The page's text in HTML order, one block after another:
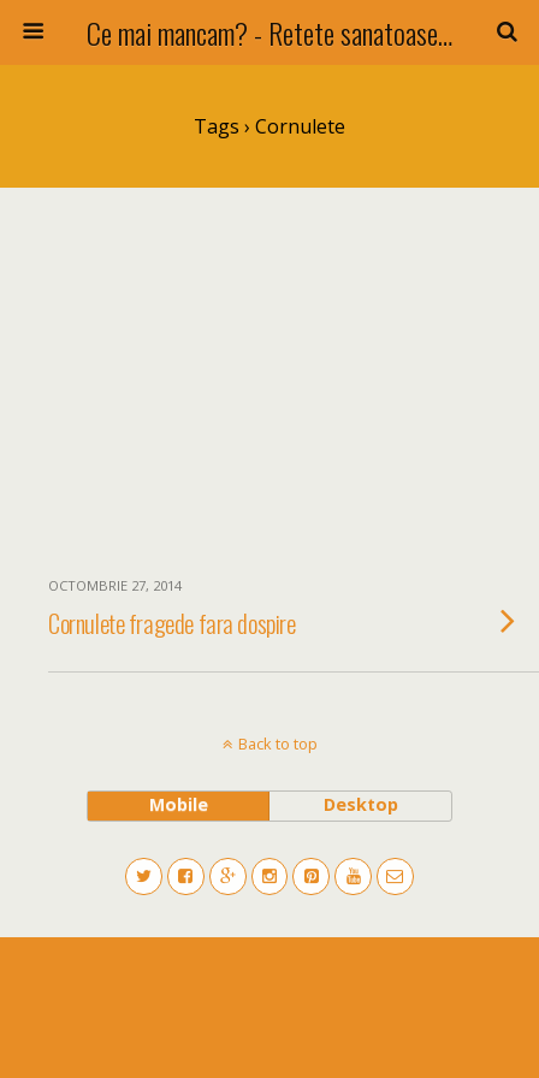
Ce mai mancam? - Retete sanatoase si nu numai !
Tags › Cornulete
OCTOMBRIE 27, 2014
Cornulete fragede fara dospire
Back to top
Mobile Desktop